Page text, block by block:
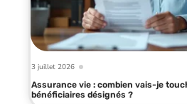
3 juillet 2026
Assurance vie : combien vais-je
bénéficiaires désignés ?